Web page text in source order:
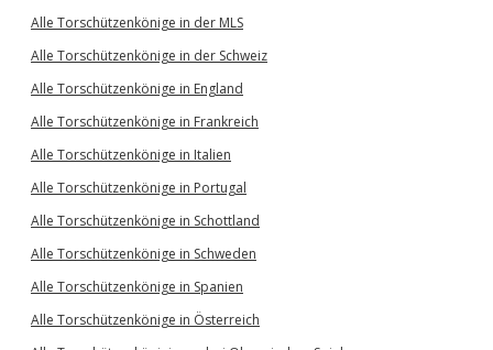
Alle Torschützenkönige in der MLS
Alle Torschützenkönige in der Schweiz
Alle Torschützenkönige in England
Alle Torschützenkönige in Frankreich
Alle Torschützenkönige in Italien
Alle Torschützenkönige in Portugal
Alle Torschützenkönige in Schottland
Alle Torschützenkönige in Schweden
Alle Torschützenkönige in Spanien
Alle Torschützenkönige in Österreich